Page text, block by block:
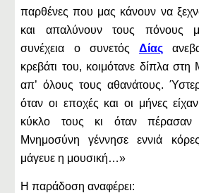
παρθένες που μας κάνουν να
και απαλύνουν τους πόνους
συνέχεια ο συνετός Δίας
κρεβάτι του, κοιμότανε δίπλα
απ’ όλους τους αθανάτους.
όταν οι εποχές και οι μήνες
κύκλο τους κι όταν
Μνημοσύνη γέννησε εννιά
μάγευε η μουσική…»
Η παράδοση αναφέρει: